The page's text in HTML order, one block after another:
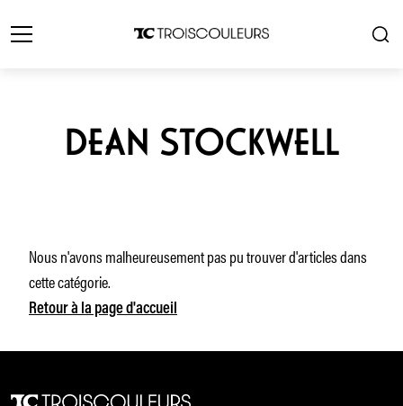
DEAN STOCKWELL
Nous n'avons malheureusement pas pu trouver d'articles dans
cette catégorie.
Retour à la page d'accueil